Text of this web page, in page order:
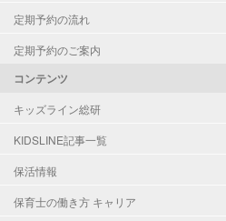
定期予約の流れ
定期予約のご案内
コンテンツ
キッズライン総研
KIDSLINE記事一覧
保活情報
保育士の働き方 キャリア